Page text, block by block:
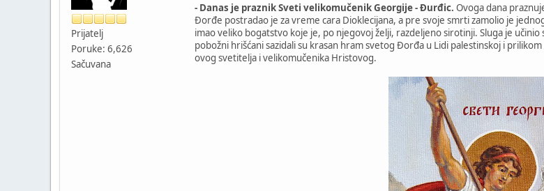
Prijatelj
Poruke: 6,626
Sačuvana
- Danas je praznik Sveti velikomučenik Georgije - Đurđic. Ovoga dana
Đorđe postradao je za vreme cara Dioklecijana, a pre svoje smrti zamolio je
imao veliko bogatstvo koje je, po njegovoj želji, razdeljeno sirotinji. Sluga je
pobožni hrišćani sazidali su krasan hram svetog Đorđa u Lidi palestinskoj i
ovog svetitelja i velikomučenika Hristovog.